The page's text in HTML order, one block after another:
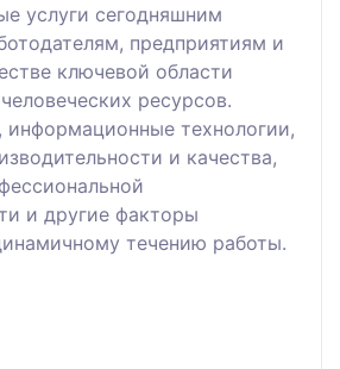
услуги сегодняшним
предприятиям и
ключевой области
ресурсов.
информационные технологии,
и качества,
и другие факторы
течению работы.